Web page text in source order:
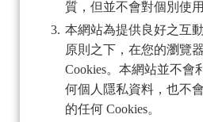
質，但並不會對個別使
本網站為提供良好之互
原則之下，在您的瀏覽
Cookies。本網站並不會
何個人隱私資料，也不
的任何 Cookies。